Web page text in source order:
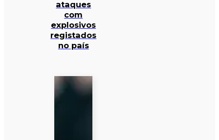
ataques
com
explosivos
registados
no país